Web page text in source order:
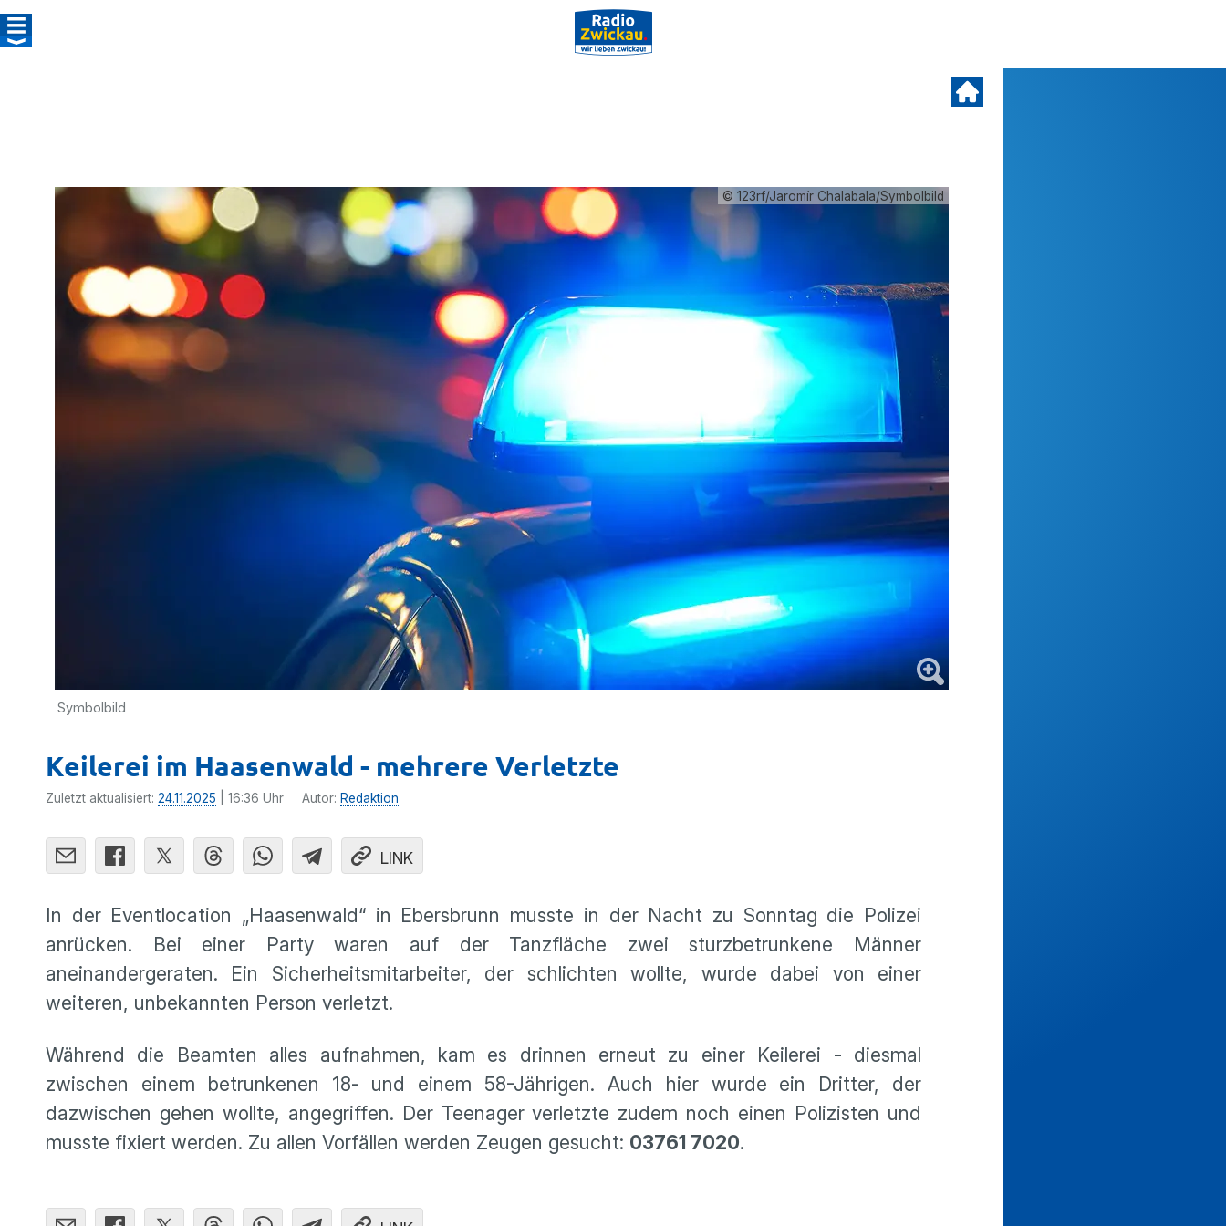
© 123rf/Jaromír Chalabala/Symbolbild
Symbolbild
Keilerei im Haasenwald - mehrere Verletzte
Zuletzt aktualisiert: 24.11.2025 | 16:36 Uhr Autor: Redaktion
LINK
In der Eventlocation „Haasenwald“ in Ebersbrunn musste in der Nacht zu Sonntag die Polizei
anrücken. Bei einer Party waren auf der Tanzfläche zwei sturzbetrunkene Männer
aneinandergeraten. Ein Sicherheitsmitarbeiter, der schlichten wollte, wurde dabei von einer
weiteren, unbekannten Person verletzt.
Während die Beamten alles aufnahmen, kam es drinnen erneut zu einer Keilerei - diesmal
zwischen einem betrunkenen 18- und einem 58-Jährigen. Auch hier wurde ein Dritter, der
dazwischen gehen wollte, angegriffen. Der Teenager verletzte zudem noch einen Polizisten und
musste fixiert werden. Zu allen Vorfällen werden Zeugen gesucht: 03761 7020.